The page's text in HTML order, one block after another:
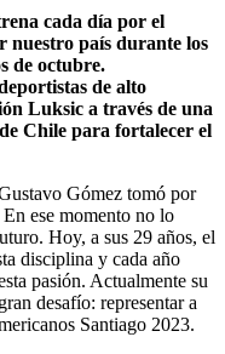
cada día por el
nuestro país durante los
de octubre.
de alto
Luksic a través de una
Chile para fortalecer el
Gómez tomó por
ese momento no lo
Hoy, a sus 29 años, el
disciplina y cada año
pasión. Actualmente su
desafío: representar a
Santiago 2023.